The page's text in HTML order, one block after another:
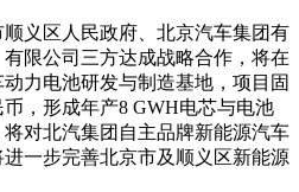
义区人民政府、北京汽车集团有
限公司三方达成战略合作，将在
力电池研发与制造基地，项目固
，形成年产8 GWH电芯与电池
对北汽集团自主品牌新能源汽车
一步完善北京市及顺义区新能源